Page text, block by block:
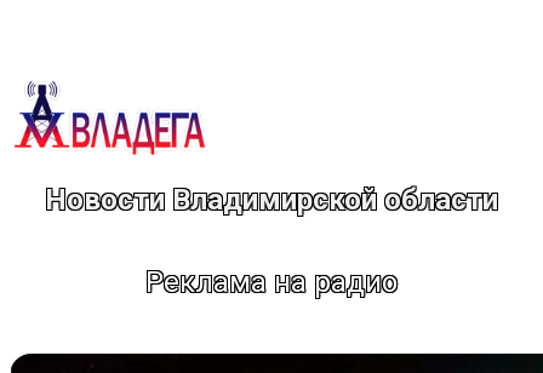
Новости Владимирской области
Реклама на радио